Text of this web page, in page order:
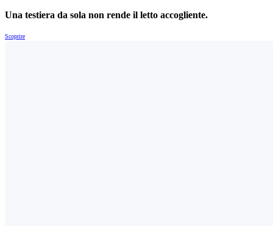
Una testiera da sola non rende il letto accogliente.
Scoprire